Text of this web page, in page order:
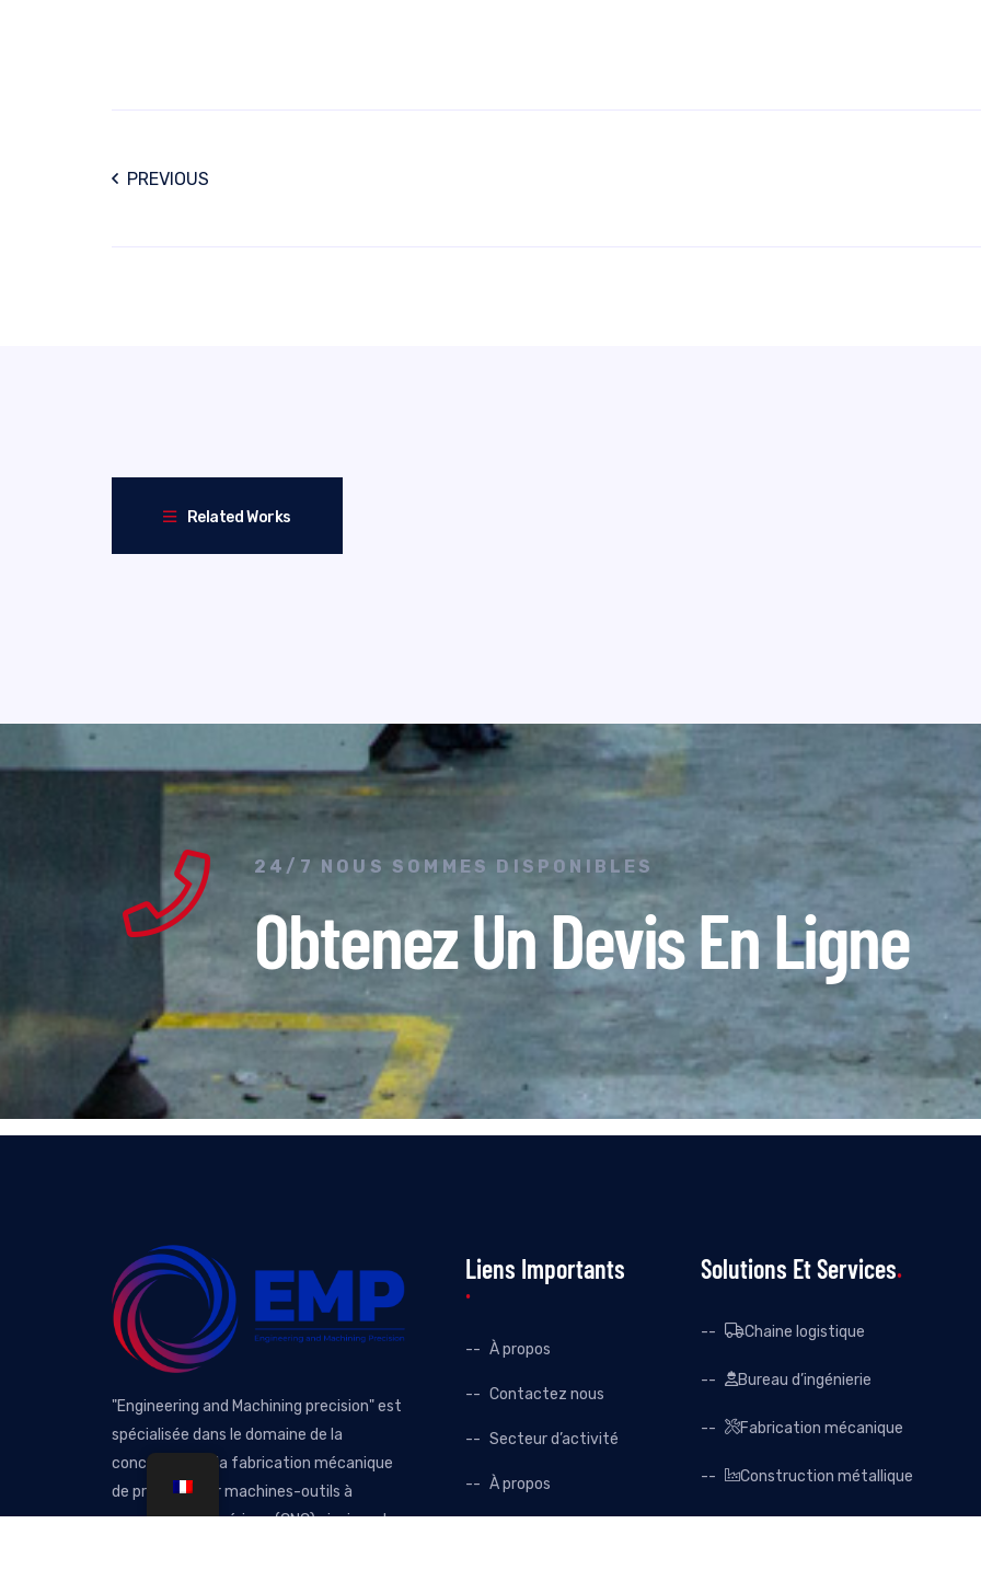
PREVIOUS
Related Works
24/7 NOUS SOMMES DISPONIBLES
Obtenez Un Devis En Ligne
"Engineering and Machining precision" est
spécialisée dans le domaine de la
conception et la fabrication mécanique
de précision sur machines-outils à
commande numérique (CNC) ainsi que la
Liens Importants
À propos
Contactez nous
Secteur d’activité
À propos
Solutions Et Services
Chaine logistique
Bureau d’ingénierie
Fabrication mécanique
Construction métallique